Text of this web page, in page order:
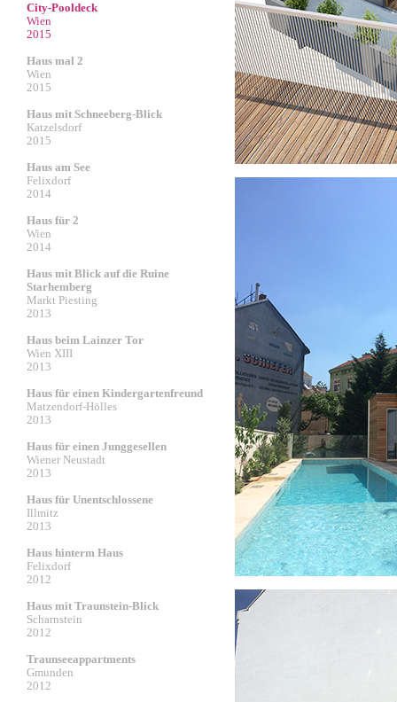
City-Pooldeck
Wien
2015
Haus mal 2
Wien
2015
Haus mit Schneeberg-Blick
Katzelsdorf
2015
Haus am See
Felixdorf
2014
Haus für 2
Wien
2014
Haus mit Blick auf die Ruine
Starhemberg
Markt Piesting
2013
Haus beim Lainzer Tor
Wien XIII
2013
Haus für einen Kindergartenfreund
Matzendorf-Hölles
2013
Haus für einen Junggesellen
Wiener Neustadt
2013
Haus für Unentschlossene
Illmitz
2013
Haus hinterm Haus
Felixdorf
2012
Haus mit Traunstein-Blick
Scharnstein
2012
Traunseeappartments
Gmunden
2012